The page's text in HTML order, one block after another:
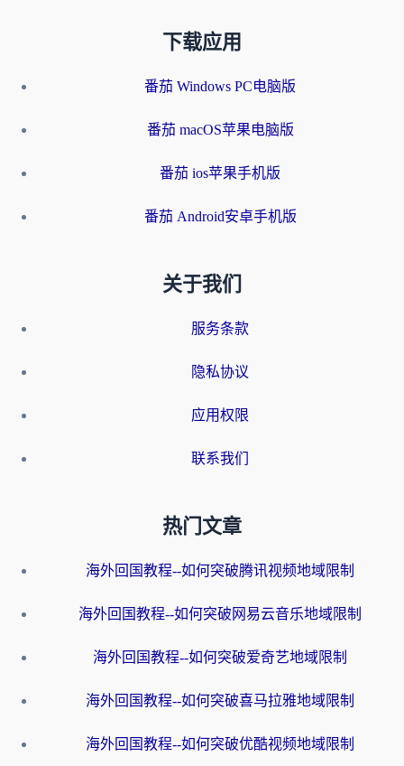
下载应用
番茄 Windows PC电脑版
番茄 macOS苹果电脑版
番茄 ios苹果手机版
番茄 Android安卓手机版
关于我们
服务条款
隐私协议
应用权限
联系我们
热门文章
海外回国教程--如何突破腾讯视频地域限制
海外回国教程--如何突破网易云音乐地域限制
海外回国教程--如何突破爱奇艺地域限制
海外回国教程--如何突破喜马拉雅地域限制
海外回国教程--如何突破优酷视频地域限制